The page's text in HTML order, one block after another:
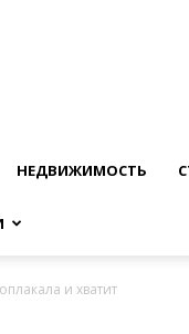
НЕДВИЖИМОСТЬ
и хватит